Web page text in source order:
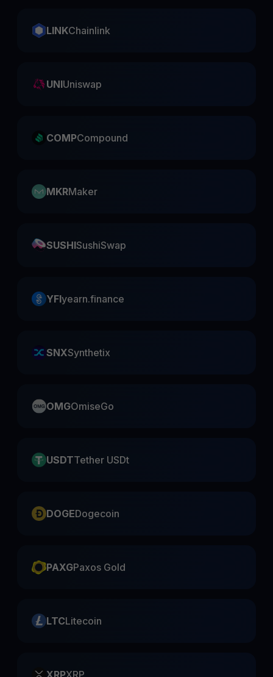
LINKChainlink
UNIUniswap
COMPCompound
MKRMaker
SUSHISushiSwap
YFIyearn.finance
SNXSynthetix
OMGOmiseGo
USDTTether USDt
DOGEDogecoin
PAXGPaxos Gold
LTCLitecoin
XRPXRP